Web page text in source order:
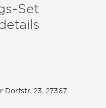
Set
Dorfstr. 23, 27367